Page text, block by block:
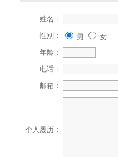
姓名：
性别：
男
女
年龄：
电话：
邮箱：
个人履历：